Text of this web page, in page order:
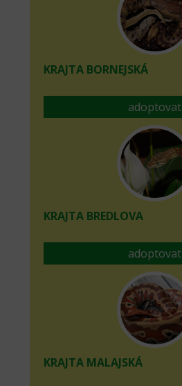
KRAJTA BORNEJSKÁ
adoptovat
KRAJTA BREDLOVA
adoptovat
KRAJTA MALAJSKÁ